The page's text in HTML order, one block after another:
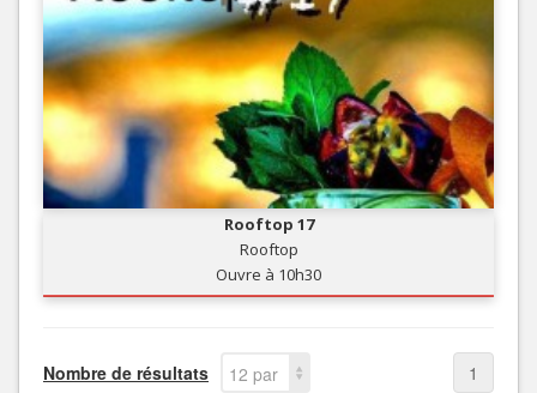
Rooftop 17
Rooftop
Ouvre à 10h30
Nombre de résultats
12 par
1